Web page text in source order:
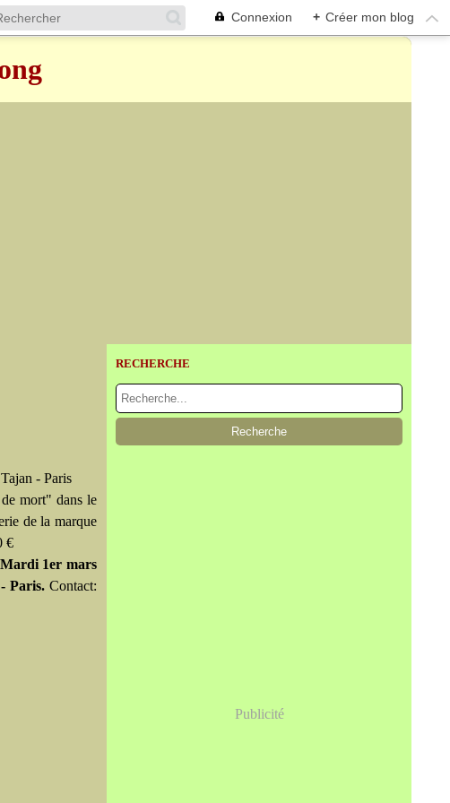
Connexion + Créer mon blog
- Paris
mort" dans le
de la marque
€
1er mars
Paris. Contact:
RECHERCHE
Publicité